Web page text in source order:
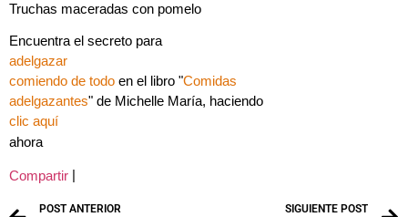
Truchas maceradas con pomelo
Encuentra el secreto para
adelgazar
comiendo de todo en el libro "Comidas
adelgazantes" de Michelle María, haciendo
clic aquí
ahora
Compartir
POST ANTERIOR SIGUIENTE POST